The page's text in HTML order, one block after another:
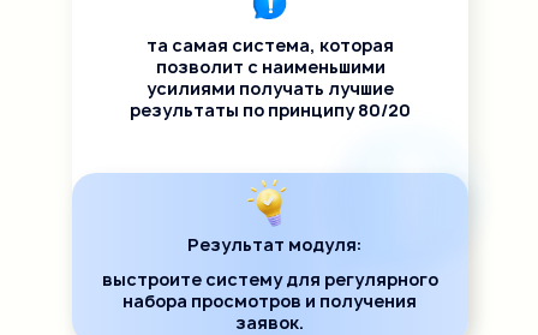
Результат модуля:
выстроите систему для регулярного
набора просмотров и получения
заявок.
та самая система, которая
позволит с наименьшими
усилиями получать лучшие
результаты по принципу 80/20